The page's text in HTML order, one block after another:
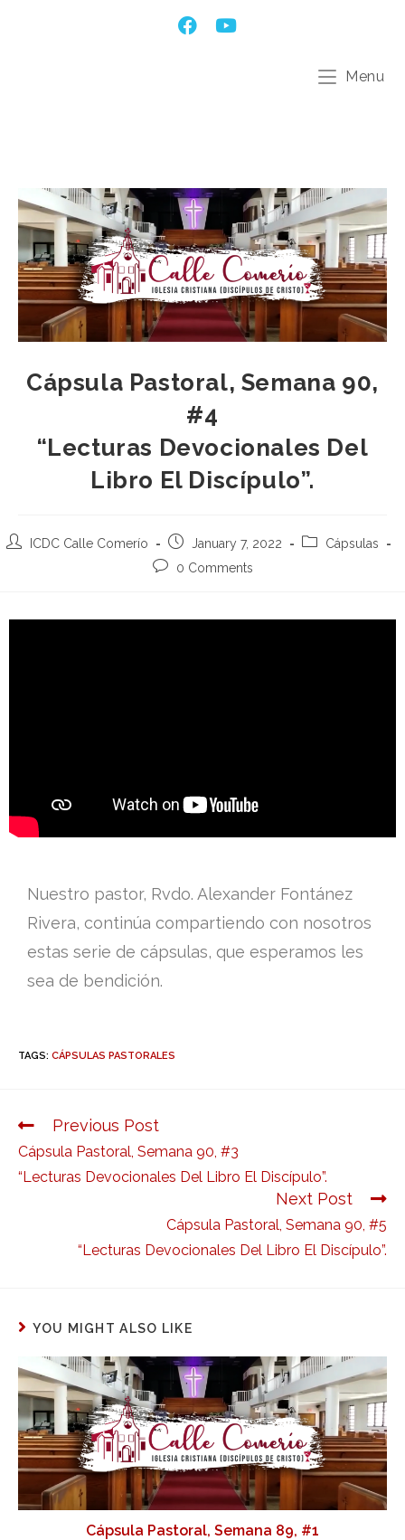
Menu
Cápsula Pastoral, Semana 90,
#4
“Lecturas Devocionales Del
Libro El Discípulo”.
ICDC Calle Comerío January 7, 2022
Cápsulas
0 Comments
Nuestro pastor, Rvdo. Alexander Fontánez
Rivera, continúa compartiendo con nosotros
estas serie de cápsulas, que esperamos les
sea de bendición.
TAGS: CÁPSULAS PASTORALES
Previous Post
Cápsula Pastoral, Semana 90, #3
“Lecturas Devocionales Del Libro El Discípulo”.
Next Post
Cápsula Pastoral, Semana 90, #5
“Lecturas Devocionales Del Libro El Discípulo”.
YOU MIGHT ALSO LIKE
Cápsula Pastoral, Semana 89, #1